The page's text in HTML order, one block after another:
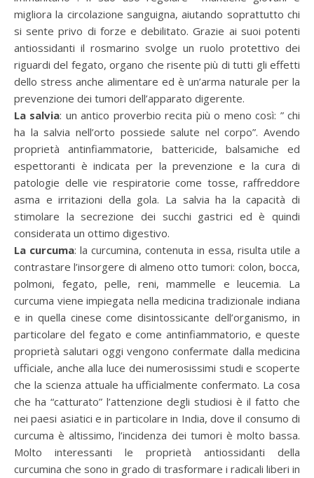
migliora la circolazione sanguigna, aiutando soprattutto chi
si sente privo di forze e debilitato. Grazie ai suoi potenti
antiossidanti il rosmarino svolge un ruolo protettivo dei
riguardi del fegato, organo che risente più di tutti gli effetti
dello stress anche alimentare ed è un’arma naturale per la
prevenzione dei tumori dell’apparato digerente.
La salvia: un antico proverbio recita più o meno così: ” chi
ha la salvia nell’orto possiede salute nel corpo”. Avendo
proprietà antinfiammatorie, battericide, balsamiche ed
espettoranti è indicata per la prevenzione e la cura di
patologie delle vie respiratorie come tosse, raffreddore
asma e irritazioni della gola. La salvia ha la capacità di
stimolare la secrezione dei succhi gastrici ed è quindi
considerata un ottimo digestivo.
La curcuma: la curcumina, contenuta in essa, risulta utile a
contrastare l’insorgere di almeno otto tumori: colon, bocca,
polmoni, fegato, pelle, reni, mammelle e leucemia. La
curcuma viene impiegata nella medicina tradizionale indiana
e in quella cinese come disintossicante dell’organismo, in
particolare del fegato e come antinfiammatorio, e queste
proprietà salutari oggi vengono confermate dalla medicina
ufficiale, anche alla luce dei numerosissimi studi e scoperte
che la scienza attuale ha ufficialmente confermato. La cosa
che ha “catturato” l’attenzione degli studiosi è il fatto che
nei paesi asiatici e in particolare in India, dove il consumo di
curcuma è altissimo, l’incidenza dei tumori è molto bassa.
Molto interessanti le proprietà antiossidanti della
curcumina che sono in grado di trasformare i radicali liberi in